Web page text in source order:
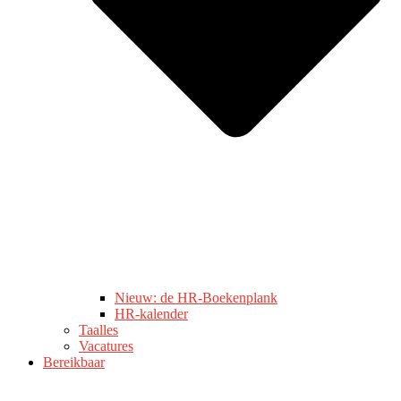
Nieuw: de HR-Boekenplank
HR-kalender
Taalles
Vacatures
Bereikbaar